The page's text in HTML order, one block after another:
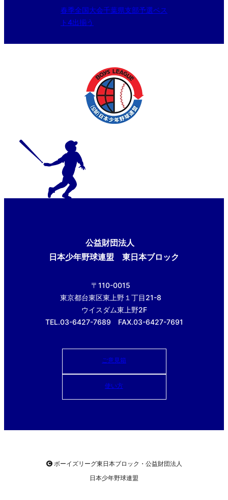
春季全国大会千葉県支部予選ベス
ト4出揃う
公益財団法人
日本少年野球連盟 東日本ブロック
〒110-0015
東京都台東区東上野１丁目21-8
ウイスダム東上野2F
TEL.03-6427-7689 FAX.03-6427-7691
ご意見箱
使い方
ボーイズリーグ東日本ブロック・公益財団法人
日本少年野球連盟